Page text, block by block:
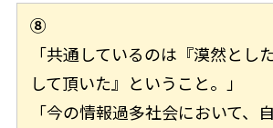
⑧
「共通しているのは『漠然とし
して頂いた』ということ。」
「今の情報過多社会において、